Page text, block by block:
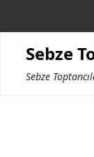
Sebze
Sebze